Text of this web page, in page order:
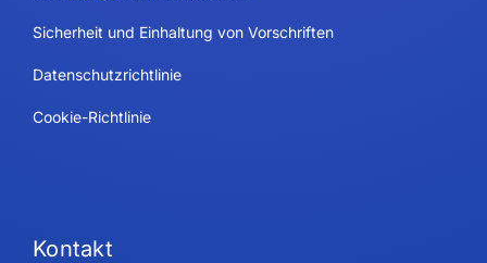
Sicherheit und Einhaltung von Vorschriften
Datenschutzrichtlinie
Cookie-Richtlinie
Kontakt